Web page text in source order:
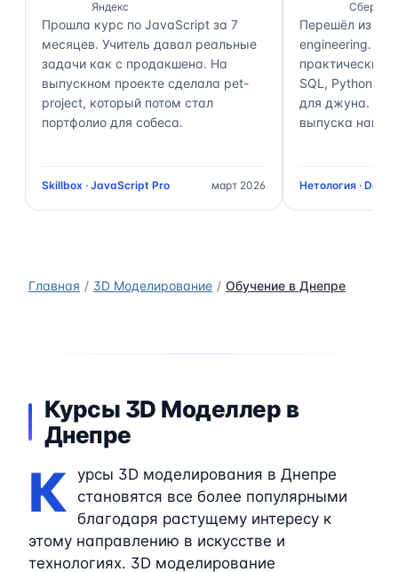
Яндекс
Прошла курс по JavaScript за 7
месяцев. Учитель давал реальные
задачи как с продакшена. На
выпускном проекте сделала pet-
project, который потом стал
портфолио для собеса.
Skillbox · JavaScript Pro март 2026
Сбер
Перешёл из
engineering.
практически
SQL, Python,
для джуна.
выпуска нашёл
Нетология · Data
Главная 3D Моделирование Обучение в Днепре
Курсы 3D Моделлер в
Днепре
К
урсы 3D моделирования в Днепре
становятся все более популярными
благодаря растущему интересу к
этому направлению в искусстве и
технологиях. 3D моделирование